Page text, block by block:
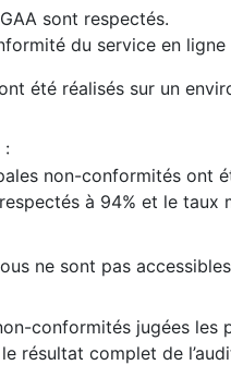
sont respectés.
du service en
été réalisés sur un
:
non-conformités ont
à 94% et le
ne sont pas
conformités jugées
le résultat complet de